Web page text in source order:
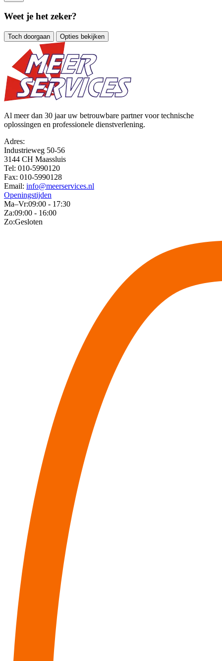
Weet je het zeker?
Toch doorgaan Opties bekijken
Al meer dan 30 jaar uw betrouwbare partner voor technische
oplossingen en professionele dienstverlening.
Adres:
Industrieweg 50-56
3144 CH Maassluis
Tel: 010-5990120
Fax: 010-5990128
Email: info@meerservices.nl
Openingstijden
Ma–Vr:09:00 - 17:30
Za:09:00 - 16:00
Zo:Gesloten